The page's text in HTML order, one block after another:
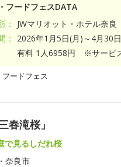
フードフェスDATA
：
JWマリオット・ホテル奈良
：
2026年1月5日(月)～4月30
有料 1人6958円 ※サービ
フードフェス
春滝桜」
で見るしだれ桜
奈良市